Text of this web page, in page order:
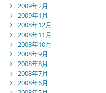
2009年2月
2009年1月
2008年12月
2008年11月
2008年10月
2008年9月
2008年8月
2008年7月
2008年6月